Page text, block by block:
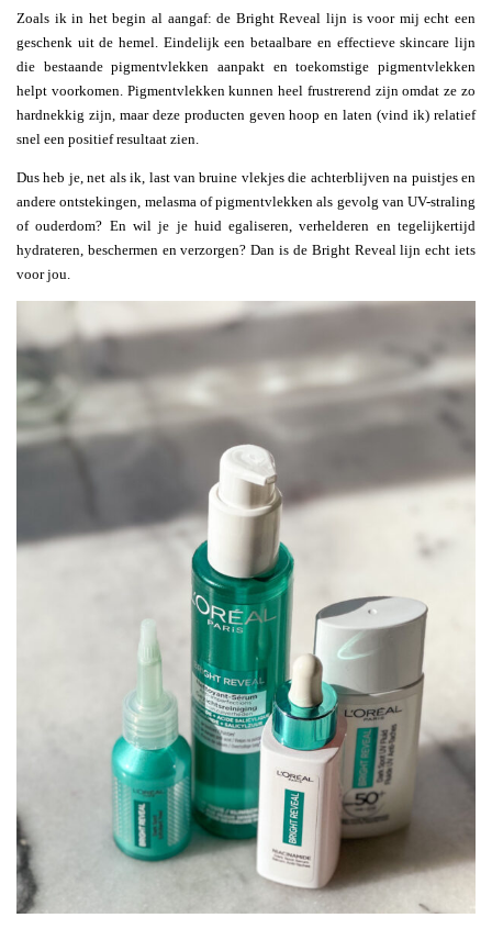
Zoals ik in het begin al aangaf: de Bright Reveal lijn is voor mij echt een
geschenk uit de hemel. Eindelijk een betaalbare en effectieve skincare lijn
die bestaande pigmentvlekken aanpakt en toekomstige pigmentvlekken
helpt voorkomen. Pigmentvlekken kunnen heel frustrerend zijn omdat ze zo
hardnekkig zijn, maar deze producten geven hoop en laten (vind ik) relatief
snel een positief resultaat zien.
Dus heb je, net als ik, last van bruine vlekjes die achterblijven na puistjes en
andere ontstekingen, melasma of pigmentvlekken als gevolg van UV-straling
of ouderdom? En wil je je huid egaliseren, verhelderen en tegelijkertijd
hydrateren, beschermen en verzorgen? Dan is de Bright Reveal lijn echt iets
voor jou.